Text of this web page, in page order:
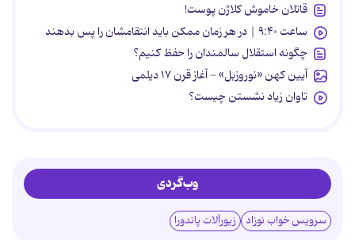
قاتلان خاموش کلاژن پوست!
ساعت ۹:۴۰ | در هر زمان ممکن باید انتقامشان را پس بدهند
چگونه استقلال سالمندان را حفظ کنیم؟
آیین کهن «نوروزبل» - آغاز قرن ۱۷ دیلمی
تاوان زیاد نشستن چیست؟
وب‌گردی
سرویس خواب نوزاد زیورآلات پاندورا